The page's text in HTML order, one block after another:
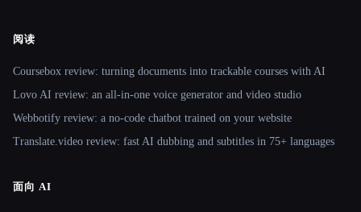
阅读
Coursebox review: turning documents into trackable courses with AI
Lovo AI review: an all-in-one voice generator and video studio
Webbotify review: a no-code chatbot trained on your website
Translate.video review: fast AI dubbing and subtitles in 75+ languages
面向 AI